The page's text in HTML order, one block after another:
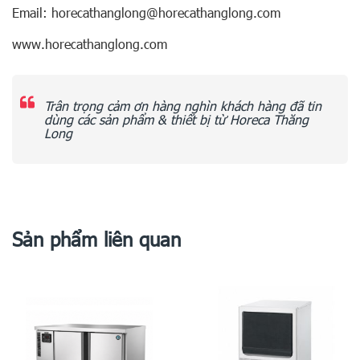
Email: horecathanglong@horecathanglong.com
www.horecathanglong.com
Trân trọng cảm ơn hàng nghìn khách hàng đã tin
dùng các sản phẩm & thiết bị từ Horeca Thăng
Long
Sản phẩm liên quan